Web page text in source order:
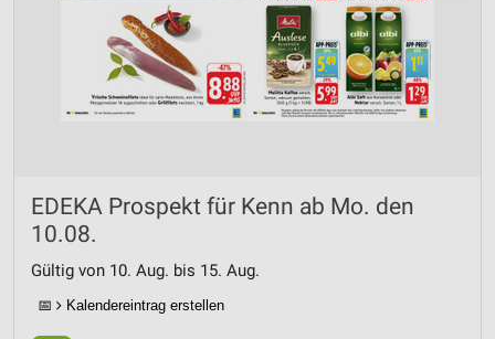
EDEKA Prospekt für Kenn ab Mo. den
10.08.
Gültig von 10. Aug. bis 15. Aug.
📅 Kalendereintrag erstellen